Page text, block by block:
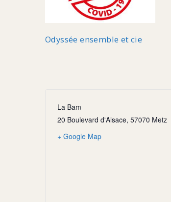
Odyssée ensemble et cie
La Bam
20 Boulevard d'Alsace, 57070 Metz
+ Google Map